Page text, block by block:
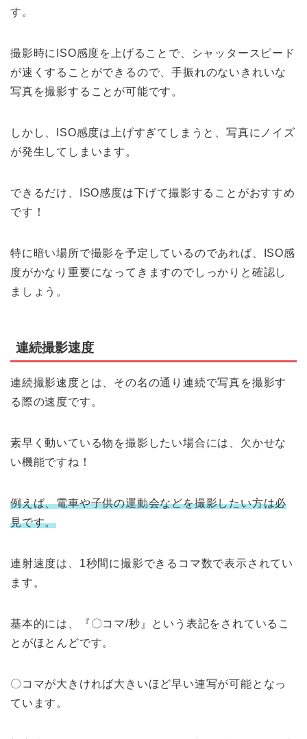
す。
撮影時にISO感度を上げることで、シャッタースピード
が速くすることができるので、手振れのないきれいな
写真を撮影することが可能です。
しかし、ISO感度は上げすぎてしまうと、写真にノイズ
が発生してしまいます。
できるだけ、ISO感度は下げて撮影することがおすすめ
です！
特に暗い場所で撮影を予定しているのであれば、ISO感
度がかなり重要になってきますのでしっかりと確認し
ましょう。
連続撮影速度
連続撮影速度とは、その名の通り連続で写真を撮影す
る際の速度です。
素早く動いている物を撮影したい場合には、欠かせな
い機能ですね！
例えば、電車や子供の運動会などを撮影したい方は必
見です。
連射速度は、1秒間に撮影できるコマ数で表示されてい
ます。
基本的には、『〇コマ/秒』という表記をされているこ
とがほとんどです。
〇コマが大きければ大きいほど早い連写が可能となっ
ています。